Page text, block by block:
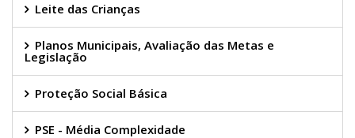
Leite das Crianças
Planos Municipais, Avaliação das Metas e
Legislação
Proteção Social Básica
PSE - Média Complexidade